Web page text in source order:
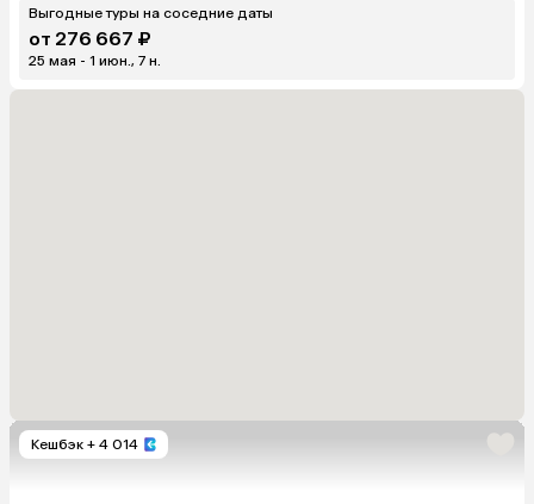
Выгодные туры на соседние даты
от 276 667 ₽
25 мая - 1 июн., 7 н.
Кешбэк + 4 014